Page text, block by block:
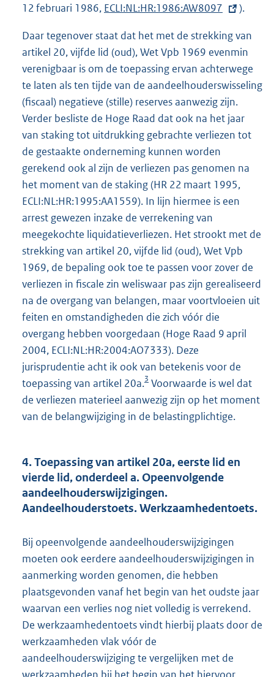
12 februari 1986, E
t
e
r
n
e
l
i
n
k
:
ECLI:NL:HR:1986:AW8097 ).
Daar tegenover staat dat het met de strekking van
artikel 20, vijfde lid (oud), Wet Vpb 1969 evenmin
verenigbaar is om de toepassing ervan achterwege
te laten als ten tijde van de aandeelhouderswisseling
(fiscaal) negatieve (stille) reserves aanwezig zijn.
Verder besliste de Hoge Raad dat ook na het jaar
van staking tot uitdrukking gebrachte verliezen tot
de gestaakte onderneming kunnen worden
gerekend ook al zijn de verliezen pas genomen na
het moment van de staking (HR 22 maart 1995,
ECLI:NL:HR:1995:AA1559). In lijn hiermee is een
arrest gewezen inzake de verrekening van
meegekochte liquidatieverliezen. Het strookt met de
strekking van artikel 20, vijfde lid (oud), Wet Vpb
1969, de bepaling ook toe te passen voor zover de
verliezen in fiscale zin weliswaar pas zijn gerealiseerd
na de overgang van belangen, maar voortvloeien uit
feiten en omstandigheden die zich vóór die
overgang hebben voorgedaan (Hoge Raad 9 april
2004, ECLI:NL:HR:2004:AO7333). Deze
jurisprudentie acht ik ook van betekenis voor de
toepassing van artikel 20a.3 Voorwaarde is wel dat
de verliezen materieel aanwezig zijn op het moment
van de belangwijziging in de belastingplichtige.
4. Toepassing van artikel 20a, eerste lid en
vierde lid, onderdeel a. Opeenvolgende
aandeelhouderswijzigingen.
Aandeelhouderstoets. Werkzaamhedentoets.
Bij opeenvolgende aandeelhouderswijzigingen
moeten ook eerdere aandeelhouderswijzigingen in
aanmerking worden genomen, die hebben
plaatsgevonden vanaf het begin van het oudste jaar
waarvan een verlies nog niet volledig is verrekend.
De werkzaamhedentoets vindt hierbij plaats door de
werkzaamheden vlak vóór de
aandeelhouderswijziging te vergelijken met de